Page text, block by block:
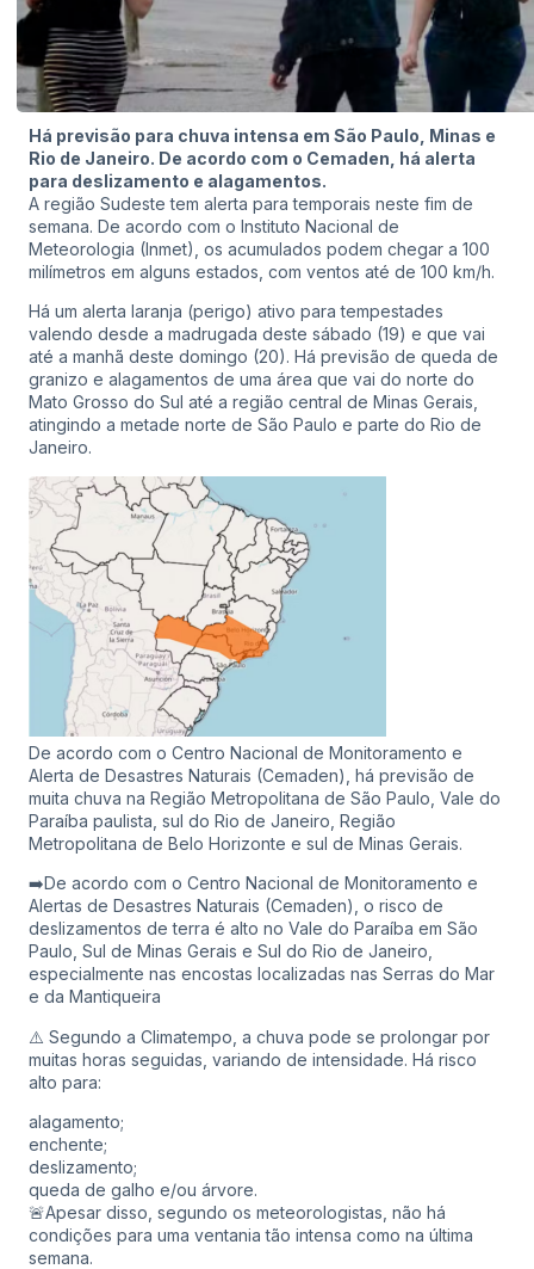
Há previsão para chuva intensa em São Paulo, Minas e
Rio de Janeiro. De acordo com o Cemaden, há alerta
para deslizamento e alagamentos.
A região Sudeste tem alerta para temporais neste fim de
semana. De acordo com o Instituto Nacional de
Meteorologia (Inmet), os acumulados podem chegar a 100
milímetros em alguns estados, com ventos até de 100 km/h.
Há um alerta laranja (perigo) ativo para tempestades
valendo desde a madrugada deste sábado (19) e que vai
até a manhã deste domingo (20). Há previsão de queda de
granizo e alagamentos de uma área que vai do norte do
Mato Grosso do Sul até a região central de Minas Gerais,
atingindo a metade norte de São Paulo e parte do Rio de
Janeiro.
De acordo com o Centro Nacional de Monitoramento e
Alerta de Desastres Naturais (Cemaden), há previsão de
muita chuva na Região Metropolitana de São Paulo, Vale do
Paraíba paulista, sul do Rio de Janeiro, Região
Metropolitana de Belo Horizonte e sul de Minas Gerais.
➡️De acordo com o Centro Nacional de Monitoramento e
Alertas de Desastres Naturais (Cemaden), o risco de
deslizamentos de terra é alto no Vale do Paraíba em São
Paulo, Sul de Minas Gerais e Sul do Rio de Janeiro,
especialmente nas encostas localizadas nas Serras do Mar
e da Mantiqueira
⚠️ Segundo a Climatempo, a chuva pode se prolongar por
muitas horas seguidas, variando de intensidade. Há risco
alto para:
alagamento;
enchente;
deslizamento;
queda de galho e/ou árvore.
🚨Apesar disso, segundo os meteorologistas, não há
condições para uma ventania tão intensa como na última
semana.